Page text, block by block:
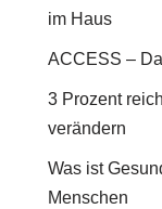
im Haus
ACCESS –
3 Prozent
verändern
Was ist
Menschen